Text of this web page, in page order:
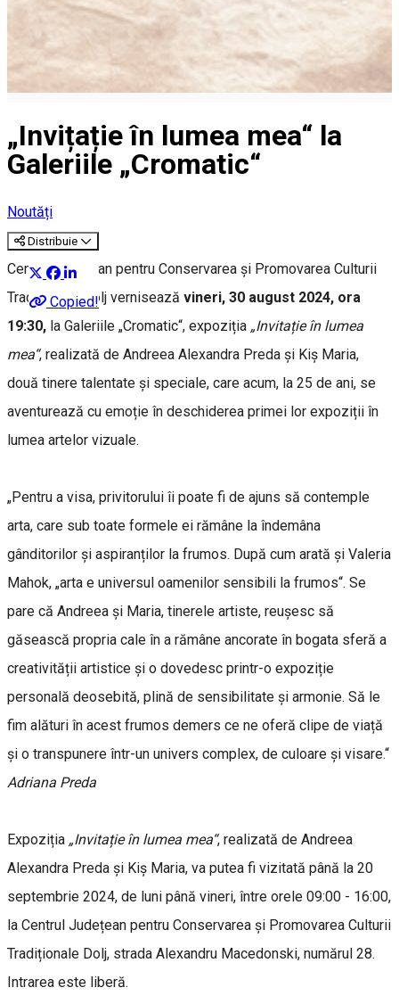
„Invițație în lumea mea“ la
Galeriile „Cromatic“
Noutăți
Distribuie
Copied!
Centrul Judeţean pentru Conservarea şi Promovarea Culturii
Tradiţionale Dolj vernisează vineri, 30 august 2024, ora
19:30, la Galeriile „Cromatic“, expoziția „Invitație în lumea
mea“, realizată de Andreea Alexandra Preda și Kiș Maria,
două tinere talentate și speciale, care acum, la 25 de ani, se
aventurează cu emoție în deschiderea primei lor expoziții în
lumea artelor vizuale.
„Pentru a visa, privitorului îi poate fi de ajuns să contemple
arta, care sub toate formele ei rămâne la îndemâna
gânditorilor și aspiranților la frumos. După cum arată și Valeria
Mahok, „arta e universul oamenilor sensibili la frumos“. Se
pare că Andreea și Maria, tinerele artiste, reușesc să
găsească propria cale în a rămâne ancorate în bogata sferă a
creativității artistice și o dovedesc printr-o expoziție
personală deosebită, plină de sensibilitate și armonie. Să le
fim alături în acest frumos demers ce ne oferă clipe de viață
și o transpunere într-un univers complex, de culoare și visare.“
Adriana Preda
Expoziția „Invitație în lumea mea“, realizată de Andreea
Alexandra Preda și Kiș Maria, va putea fi vizitată până la 20
septembrie 2024, de luni până vineri, între orele 09:00 - 16:00,
la Centrul Județean pentru Conservarea și Promovarea Culturii
Tradiționale Dolj, strada Alexandru Macedonski, numărul 28.
Intrarea este liberă.